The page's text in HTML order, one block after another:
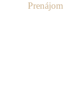
Prenájom